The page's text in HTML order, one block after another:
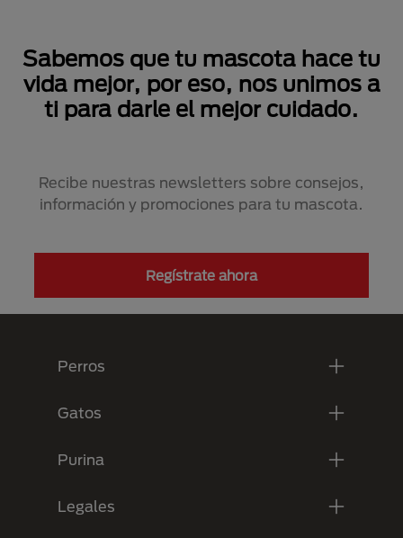
Sabemos que tu mascota hace tu
vida mejor, por eso, nos unimos a
ti para darle el mejor cuidado.
Recibe nuestras newsletters sobre consejos,
información y promociones para tu mascota.
Regístrate ahora
Perros
Gatos
Purina
Legales